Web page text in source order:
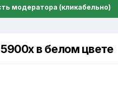
модератора (кликабельно)
в белом цвете